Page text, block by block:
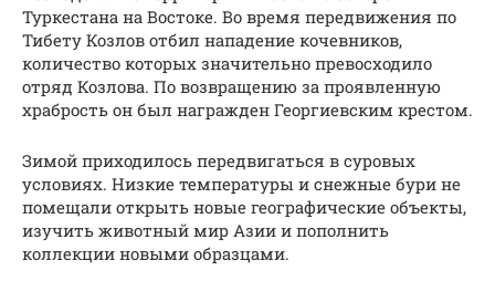
Туркестана на Востоке. Во время передвижения по
Тибету Козлов отбил нападение кочевников,
количество которых значительно превосходило
отряд Козлова. По возвращению за проявленную
храбрость он был награжден Георгиевским крестом.
Зимой приходилось передвигаться в суровых
условиях. Низкие температуры и снежные бури не
помещали открыть новые географические объекты,
изучить животный мир Азии и пополнить
коллекции новыми образцами.